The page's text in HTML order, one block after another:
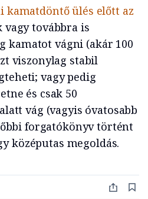
kamatdöntő ülés előtt az
vagy továbbra is
kamatot vágni (akár 100
viszonylag stabil
vagy pedig
és csak 50
vág (vagyis óvatosabb
forgatókönyv történt
középutas megoldás.